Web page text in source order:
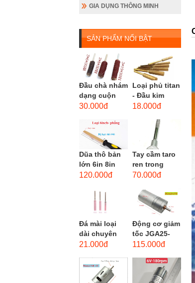
GIA DỤNG THÔNG MINH
SẢN PHẨM NỔI BẬT
Đầu chà nhám
dạng cuộn
loại dài gắn
cốt 3mm
đầu...
30.000đ
Loại phủ titan
- Đầu kim
cương hình
(mũi mài...
18.000đ
Dũa thô bản
lớn 6in 8in
phẳng - độ
120.000đ
Tay cầm taro
ren trong
dùng cho mũi
M12
70.000đ
Đá mài loại
dài chuyên
dùng mài
loại, đá mài
cạnh,...
21.000đ
Động cơ giảm
tốc JGA25-
370 3-12 VDC.
mini JGA25-
115.000đ